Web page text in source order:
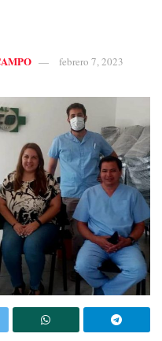
febrero 7, 2023